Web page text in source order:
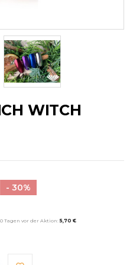
WITCH
- 30%
Tagen vor der Aktion:5,70 €